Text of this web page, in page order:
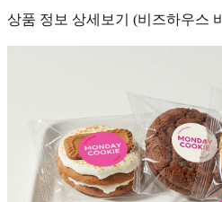
상품 정보 상세보기 (비즈하우스